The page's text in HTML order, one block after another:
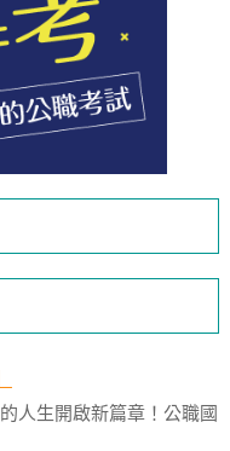
人生開啟新篇章！公職國